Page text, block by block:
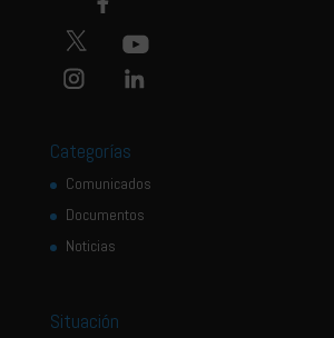
Categorías
Comunicados
Documentos
Noticias
Situación